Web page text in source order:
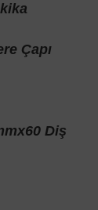
Çapı
Diş